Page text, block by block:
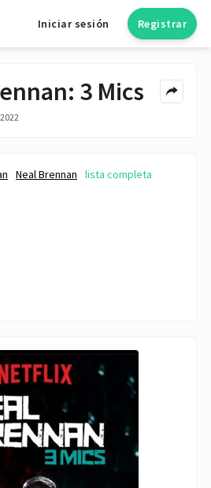
Iniciar sesión Registrar
3 Mics
Neal Brennan
lista completa